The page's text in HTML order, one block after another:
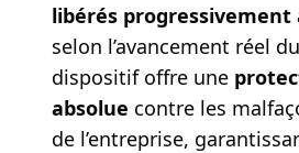
libérés progressivement
selon l’avancement réel
dispositif offre une
absolue contre les
de l’entreprise,